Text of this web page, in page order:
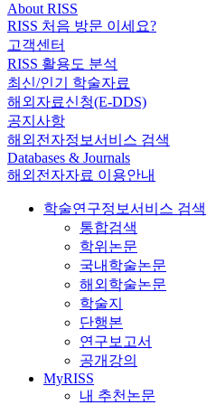
About RISS
RISS 처음 방문 이세요?
고객센터
RISS 활용도 분석
최신/인기 학술자료
해외자료신청(E-DDS)
공지사항
해외전자정보서비스 검색
Databases & Journals
해외전자자료 이용안내
학술연구정보서비스 검색
통합검색
학위논문
국내학술논문
해외학술논문
학술지
단행본
연구보고서
공개강의
MyRISS
내 추천논문